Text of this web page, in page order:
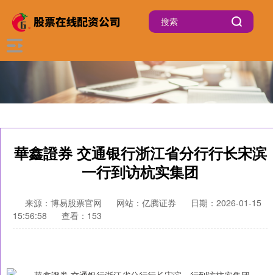
華鑫證券 交通银行浙江省分行行长宋滨
一行到访杭实集团
来源：博易股票官网 网站：亿腾证券
日期：2026-01-15
15:56:58
查看：153